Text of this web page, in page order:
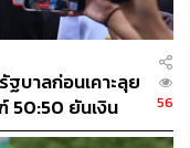
ฐบาลก่อนเคาะลุย
50:50 ยันเงิน
56